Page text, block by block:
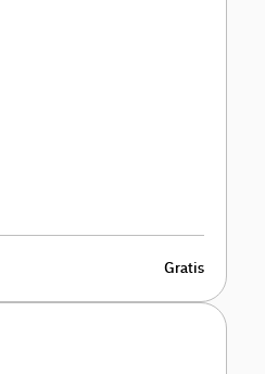
Gratis